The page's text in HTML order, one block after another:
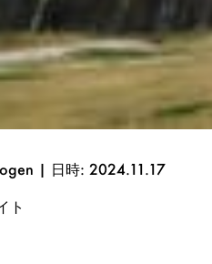
| 日時: 2024.11.17
ト